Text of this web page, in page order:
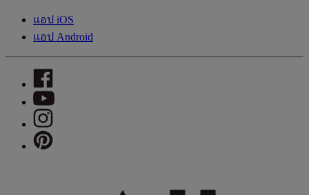
แอป iOS
แอป Android